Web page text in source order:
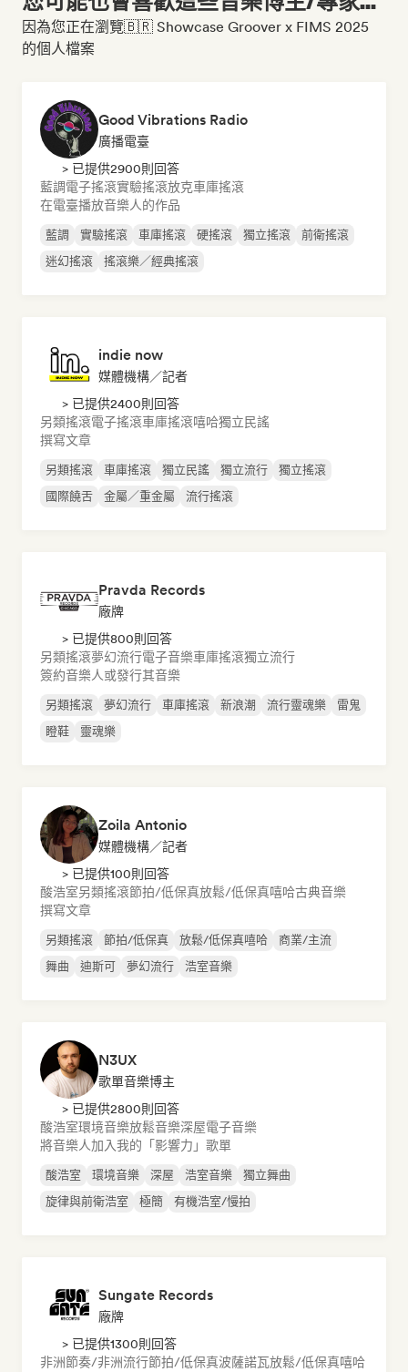
因為您正在瀏覽🇧🇷 Showcase Groover x FIMS 2025
的個人檔案
Good Vibrations Radio
廣播電臺
> 已提供2900則回答
藍調電子搖滾實驗搖滾放克車庫搖滾
在電臺播放音樂人的作品
藍調 實驗搖滾 車庫搖滾 硬搖滾 獨立搖滾
前衛搖滾
迷幻搖滾
搖滾樂／經典搖滾
indie now
媒體機構／記者
> 已提供2400則回答
另類搖滾電子搖滾車庫搖滾嘻哈獨立民謠
撰寫文章
另類搖滾 車庫搖滾 獨立民謠 獨立流行
獨立搖滾
國際饒舌
金屬／重金屬 流行搖滾
Pravda Records
廠牌
> 已提供800則回答
另類搖滾夢幻流行電子音樂車庫搖滾獨立流行
簽約音樂人或發行其音樂
另類搖滾 夢幻流行 車庫搖滾 新浪潮 流行靈魂樂
雷鬼
瞪鞋
靈魂樂
Zoila Antonio
媒體機構／記者
> 已提供100則回答
酸浩室另類搖滾節拍/低保真放鬆/低保真嘻哈古典音樂
撰寫文章
另類搖滾 節拍/低保真 放鬆/低保真嘻哈
商業/主流
舞曲
迪斯可 夢幻流行 浩室音樂
N3UX
歌單音樂博主
> 已提供2800則回答
酸浩室環境音樂放鬆音樂深屋電子音樂
將音樂人加入我的「影響力」歌單
酸浩室 環境音樂 深屋 浩室音樂
獨立舞曲
旋律與前衛浩室
極簡 有機浩室/慢拍
Sungate Records
廠牌
> 已提供1300則回答
非洲節奏/非洲流行節拍/低保真波薩諾瓦放鬆/低保真嘻哈